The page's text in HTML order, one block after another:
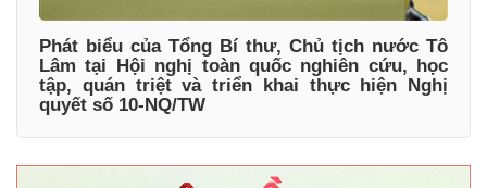
Phát biểu của Tổng Bí thư, Chủ tịch nước Tô
Lâm tại Hội nghị toàn quốc nghiên cứu, học
tập, quán triệt và triển khai thực hiện Nghị
quyết số 10-NQ/TW